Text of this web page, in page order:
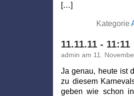
[…]
Kategorie
11.11.11 - 11:11
admin am 11.
Ja genau, heute ist
zu diesem
geben wie schon